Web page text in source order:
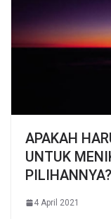
APAKAH
UNTUK
PILIHANNYA?
4 April 2021